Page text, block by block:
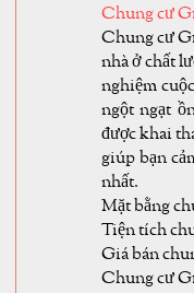
Chung cư
Chung cư
nhà ở chất
nghiệm
ngột ngạt
được khai
giúp bạn
nhất.
Mặt bằng
Tiện tích
Giá bán
Chung cư